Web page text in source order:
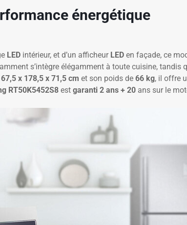
énergétique
LED intérieur, et d’un afficheur LED en façade, ce
s’intègre élégamment à toute cuisine, tandis
67,5 x 178,5 x 71,5 cm et son poids de 66 kg, il offre
RT50K5452S8 est garanti 2 ans + 20 ans sur le